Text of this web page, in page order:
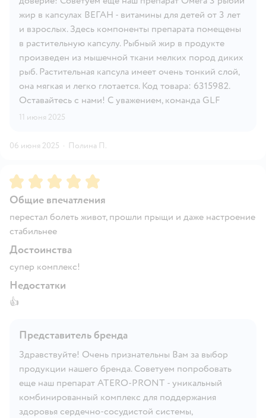
жир в капсулах ВЕГАН - витамины для детей от 3 лет
и взрослых. Здесь компоненты препарата помещены
в растительную капсулу. Рыбный жир в продукте
произведен из мышечной ткани мелких пород диких
рыб. Растительная капсула имеет очень тонкий слой,
она мягкая и легко глотается. Код товара: 6315982.
Оставайтесь с нами! С уважением, команда GLF
11 июня 2025
06 июня 2025 · Полина П.
Рейтинг:5
Общие впечатления
перестал болеть живот, прошли прыщи и даже настроение
стабильнее
Достоинства
супер комплекс!
Недостатки
👍
Представитель бренда
Здравствуйте! Очень признательны Вам за выбор
продукции нашего бренда. Советуем попробовать
еще наш препарат ATERO-PRONT - уникальный
комбинированный комплекс для поддержания
здоровья сердечно-сосудистой системы,